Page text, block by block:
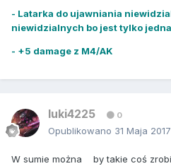
- Latarka do ujawniania
niewidzialnych bo jest tylko
- +5 damage z M4/AK
luki4225 0
Opublikowano 31 Maja 2017
W sumie można by takie coś